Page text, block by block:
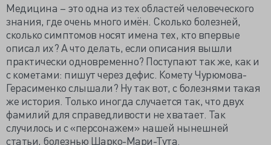
Медицина – это одна из тех областей человеческого
знания, где очень много имён. Сколько болезней,
сколько симптомов носят имена тех, кто впервые
описал их? А что делать, если описания вышли
практически одновременно? Поступают так же, как и
с кометами: пишут через дефис. Комету Чурюмова-
Герасименко слышали? Ну так вот, с болезнями такая
же история. Только иногда случается так, что двух
фамилий для справедливости не хватает. Так
случилось и с «персонажем» нашей нынешней
статьи, болезнью Шарко-Мари-Тута.